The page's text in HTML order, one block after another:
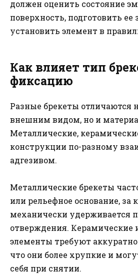
должен оценить состояние
поверхность, подготовить ее
установить элемент в
Как влияет тип
фиксацию
Разные брекеты отличаются
внешним видом, но и
Металлические,
конструкции по-разному
адгезивом.
Металлические брекеты
или рельефное основание, за
механически удерживается
отверждения. Керамические
элементы требуют
что они более хрупкие и
себя при снятии.